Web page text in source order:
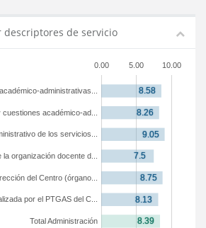
descriptores de servicio
0.00 5.00 10.00
Total Administración
por el PTGAS del C...
del Centro (órgano...
organización docente d...
de los servicios...
académico-ad...
administrativas...